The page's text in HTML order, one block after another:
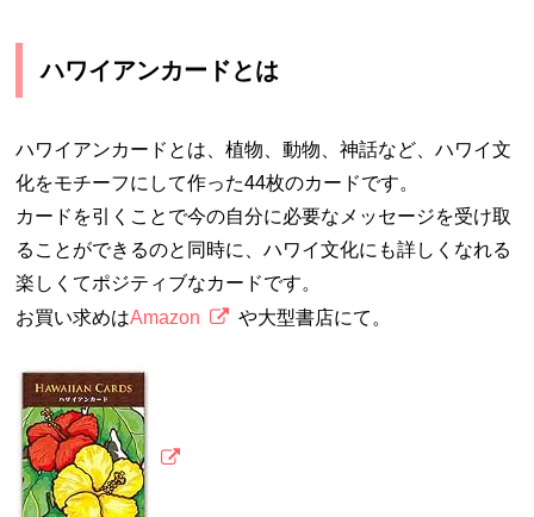
ハワイアンカードとは
ハワイアンカードとは、植物、動物、神話など、ハワイ文
化をモチーフにして作った44枚のカードです。
カードを引くことで今の自分に必要なメッセージを受け取
ることができるのと同時に、ハワイ文化にも詳しくなれる
楽しくてポジティブなカードです。
お買い求めはAmazon や大型書店にて。